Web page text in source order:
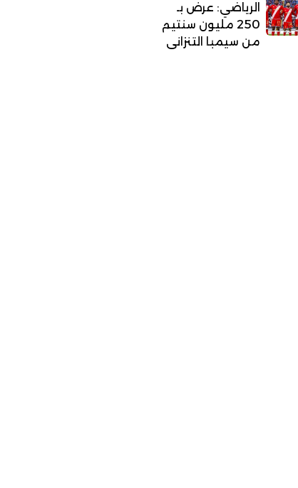
الرياضي: عرض بـ
250 مليون سنتيم
من سيمبا التنزاني